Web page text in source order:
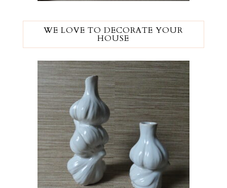
WE LOVE TO DECORATE YOUR
HOUSE